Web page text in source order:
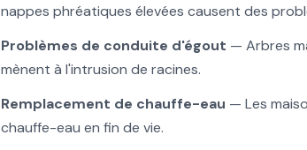
nappes phréatiques élevées causent des
Problèmes de conduite d'égout — Arbres
mènent à l'intrusion de racines.
Remplacement de chauffe-eau — Les
chauffe-eau en fin de vie.